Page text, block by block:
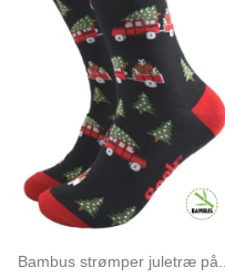
Bambus strømper juletræ på...